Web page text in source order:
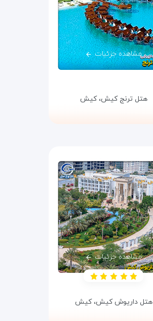
مشاهده جزئیات
هتل ترنج کیش،کیش
مشاهده جزئیات
هتل داریوش کیش،کیش